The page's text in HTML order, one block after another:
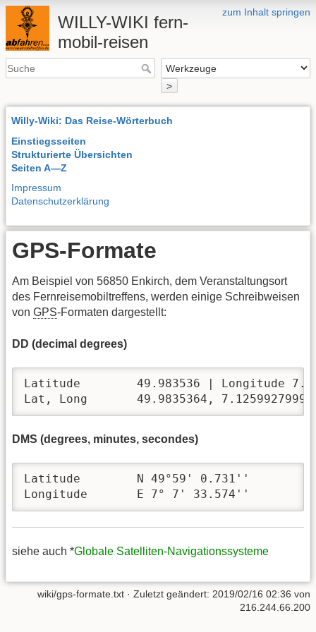
zum Inhalt springen
WILLY-WIKI fern-
mobil-reisen
>
Willy-Wiki: Das Reise-Wörterbuch
Einstiegsseiten
Strukturierte Übersichten
Seiten A—Z
Impressum
Datenschutzerklärung
GPS-Formate
Am Beispiel von 56850 Enkirch, dem Veranstaltungsort
des Fernreisemobiltreffens, werden einige Schreibweisen
von GPS-Formaten dargestellt:
DD (decimal degrees)
Latitude	49.983536 | Longitude 7.125993
Lat, Long 	49.9835364,
DMS (degrees, minutes, secondes)
Latitude        N 49°59' 0.731''
Longitude       E 7° 7' 33.574''
siehe auch *Globale Satelliten-Navigationssysteme
wiki/gps-formate.txt · Zuletzt geändert: 2019/02/16 02:36 von
216.244.66.200